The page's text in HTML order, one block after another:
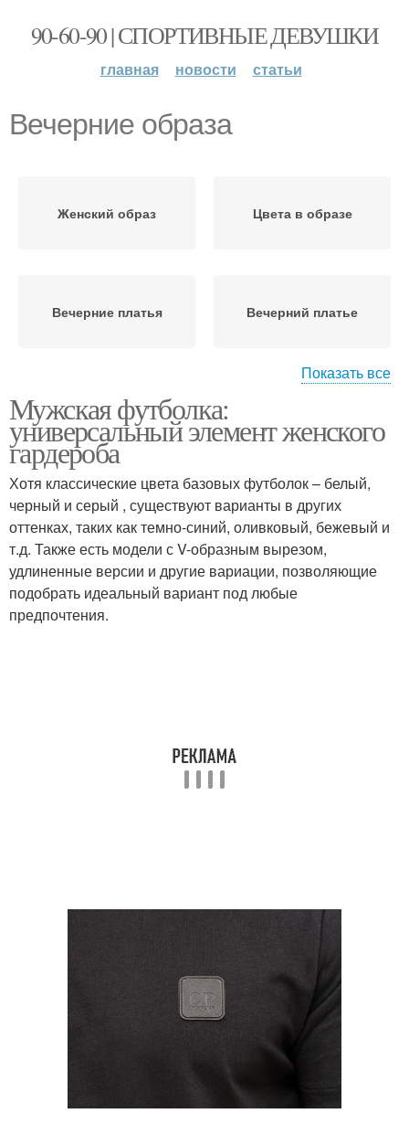
90-60-90 | СПОРТИВНЫЕ ДЕВУШКИ
главная новости статьи
Вечерние образа
Женский образ Цвета в образе
Вечерние платья Вечерний платье
Стильные образа
Показать все
Мужская футболка:
универсальный элемент женского
гардероба
Хотя классические цвета базовых футболок – белый,
черный и серый , существуют варианты в других
оттенках, таких как темно-синий, оливковый, бежевый и
т.д. Также есть модели с V-образным вырезом,
удлиненные версии и другие вариации, позволяющие
подобрать идеальный вариант под любые
предпочтения.